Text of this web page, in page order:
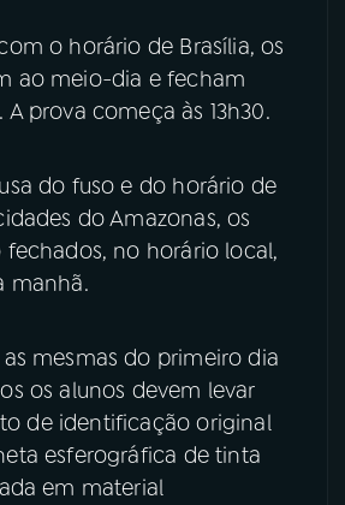
o horário de Brasília, os
ao meio-dia e fecham
prova começa às 13h30.
do fuso e do horário de
do Amazonas, os
fechados, no horário local,
manhã.
mesmas do primeiro dia
os alunos devem levar
de identificação original
esferográfica de tinta
em material